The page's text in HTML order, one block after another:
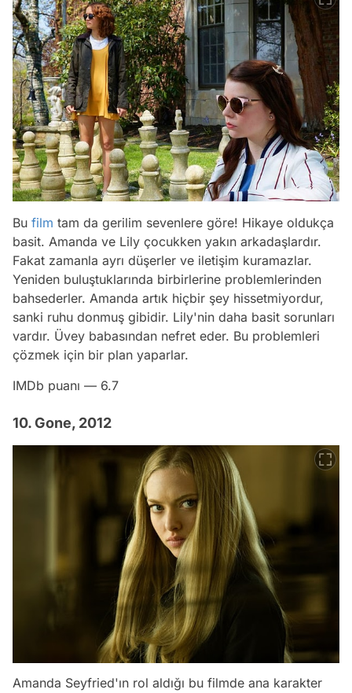
Bu film tam da gerilim sevenlere göre! Hikaye oldukça
basit. Amanda ve Lily çocukken yakın arkadaşlardır.
Fakat zamanla ayrı düşerler ve iletişim kuramazlar.
Yeniden buluştuklarında birbirlerine problemlerinden
bahsederler. Amanda artık hiçbir şey hissetmiyordur,
sanki ruhu donmuş gibidir. Lily'nin daha basit sorunları
vardır. Üvey babasından nefret eder. Bu problemleri
çözmek için bir plan yaparlar.
IMDb puanı — 6.7
10. Gone, 2012
Amanda Seyfried'ın rol aldığı bu filmde ana karakter